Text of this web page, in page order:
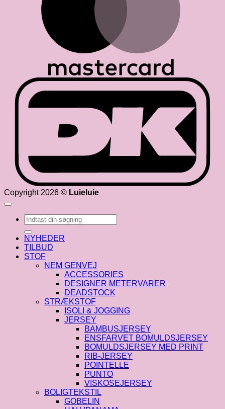
Copyright 2026 © Luieluie
Søg
efter:
NYHEDER
TILBUD
STOF
NEM GENVEJ
ACCESSORIES
DESIGNER METERVARER
DEADSTOCK
STRÆKSTOF
ISOLI & JOGGING
JERSEY
BAMBUSJERSEY
ENSFARVET BOMULDSJERSEY
BOMULDSJERSEY MED PRINT
RIB-JERSEY
POINTELLE
PUNTO
VISKOSEJERSEY
BOLIGTEKSTIL
GOBELIN